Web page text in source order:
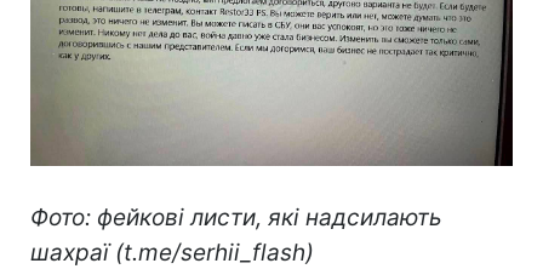
Фото: фейкові листи, які надсилають
шахраї (t.me/serhii_flash)